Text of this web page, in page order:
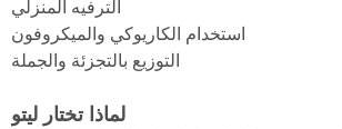
الترفيه المنزلي
استخدام الكاريوكي والميكروفون
التوزيع بالتجزئة والجملة
لماذا تختار ليتو